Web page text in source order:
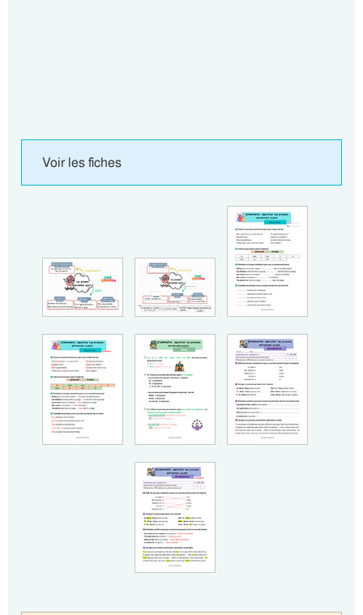
Voir les fiches